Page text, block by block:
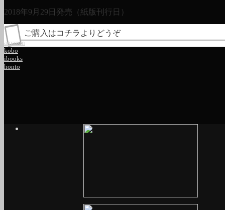
2018年9月29日発売（紙版刊行日）
ご購入はコチラよりどうぞ
amazon
kobo
ibooks
honto